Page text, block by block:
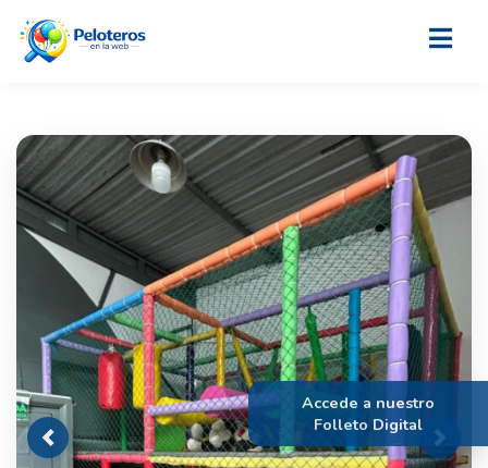
Previous Next
Accede a nuestro
Folleto Digital